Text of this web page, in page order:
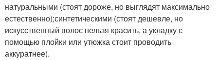
натуральными (стоят дороже, но выглядят максимально
естественно);синтетическими (стоят дешевле, но
искусственный волос нельзя красить, а укладку с
помощью плойки или утюжка стоит проводить
аккуратнее).